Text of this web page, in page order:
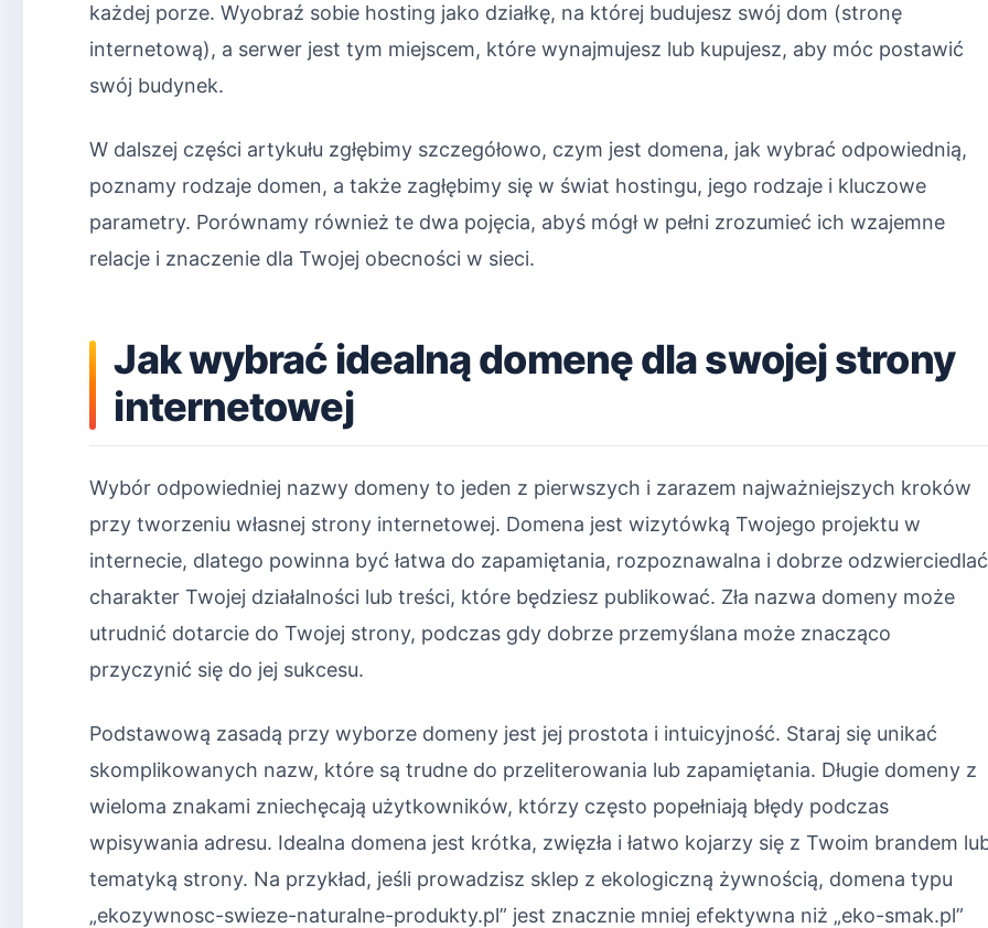
każdej porze. Wyobraź sobie hosting jako działkę, na której budujesz swój dom (stronę
internetową), a serwer jest tym miejscem, które wynajmujesz lub kupujesz, aby móc postawić
swój budynek.
W dalszej części artykułu zgłębimy szczegółowo, czym jest domena, jak wybrać odpowiednią,
poznamy rodzaje domen, a także zagłębimy się w świat hostingu, jego rodzaje i kluczowe
parametry. Porównamy również te dwa pojęcia, abyś mógł w pełni zrozumieć ich wzajemne
relacje i znaczenie dla Twojej obecności w sieci.
Jak wybrać idealną domenę dla swojej strony
internetowej
Wybór odpowiedniej nazwy domeny to jeden z pierwszych i zarazem najważniejszych kroków
przy tworzeniu własnej strony internetowej. Domena jest wizytówką Twojego projektu w
internecie, dlatego powinna być łatwa do zapamiętania, rozpoznawalna i dobrze odzwierciedlać
charakter Twojej działalności lub treści, które będziesz publikować. Zła nazwa domeny może
utrudnić dotarcie do Twojej strony, podczas gdy dobrze przemyślana może znacząco
przyczynić się do jej sukcesu.
Podstawową zasadą przy wyborze domeny jest jej prostota i intuicyjność. Staraj się unikać
skomplikowanych nazw, które są trudne do przeliterowania lub zapamiętania. Długie domeny z
wieloma znakami zniechęcają użytkowników, którzy często popełniają błędy podczas
wpisywania adresu. Idealna domena jest krótka, zwięzła i łatwo kojarzy się z Twoim brandem
tematyką strony. Na przykład, jeśli prowadzisz sklep z ekologiczną żywnością, domena typu
„ekozywnosc-swieze-naturalne-produkty.pl” jest znacznie mniej efektywna niż „eko-smak.pl”